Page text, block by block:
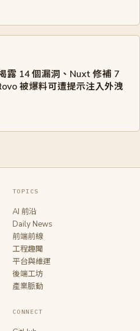
14 個漏洞、Nuxt 修補 7
被爆料可遭提示注入外洩
TOPICS
AI 前沿
Daily News
前端前線
工程趣聞
平台與維運
後端工坊
產業脈動
CONNECT